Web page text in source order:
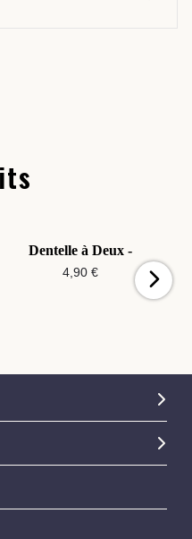
Dentelle à Deux -
4,90 €